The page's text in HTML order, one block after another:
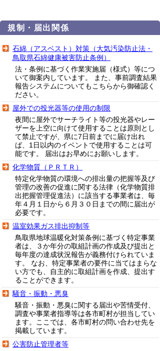
規制・届出関係
石綿（アスベスト）対策（大気汚染防止法・
鳥取県石綿健康被害防止条例）
法・条例に基づく作業実施届（様式）等につ
いて御案内しています。 また、事前調査結果
報告システムについてもこちらから御確認く
ださい。
屋外での投光器等の使用の制限
夜間に屋外でサーチライト等の投光器やレー
ザーを上空に向けて使用することは原則とし
て禁止ですが、県に7日前までに届け出れ
ば、1日以内のイベントで使用することは可
能です。 届出はお早めにお願いします。
化学物質（ＰＲＴＲ）
特定化学物質の環境への排出量の把握等及び
管理の改善の促進に関する法律（化学物質排
出把握管理促進法）に該当する事業者は、毎
年４月１日から６月３０日までの間に届出が
必要です。
温室効果ガス排出抑制等
鳥取県地球温暖化対策条例に基づく特定事業
者は、３か年分の取組計画の作成及び提出と
毎年度の達成状況報告が義務付けられていま
す。 なお、特定事業者の要件に当てはまらな
い方でも、自主的に取組計画を作成、提出す
ることができます。
騒音・振動・悪臭
騒音・振動・悪臭に関する届出や苦情受付、
調査や事業者指導等は各市町村が担当してい
ます。ここでは、各市町村の問い合わせ先を
掲載しています。
公害防止管理者等